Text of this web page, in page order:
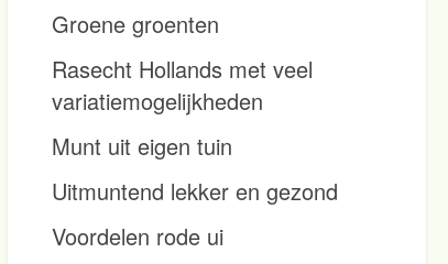
Groene groenten
Rasecht Hollands met veel
variatiemogelijkheden
Munt uit eigen tuin
Uitmuntend lekker en gezond
Voordelen rode ui